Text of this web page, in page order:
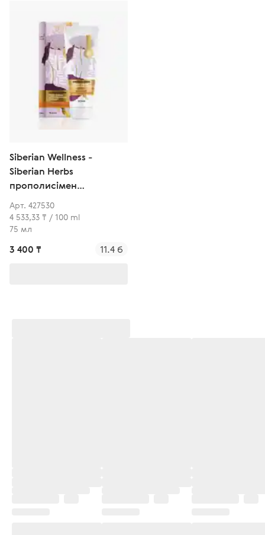
Siberian Wellness -
Siberian Herbs
прополисімен
ылғалдандыратын аяққа
арналған крем
Арт. 427530
4 533,33 ₸ / 100 ml
75 мл
3 400 ₸ 11.4 б